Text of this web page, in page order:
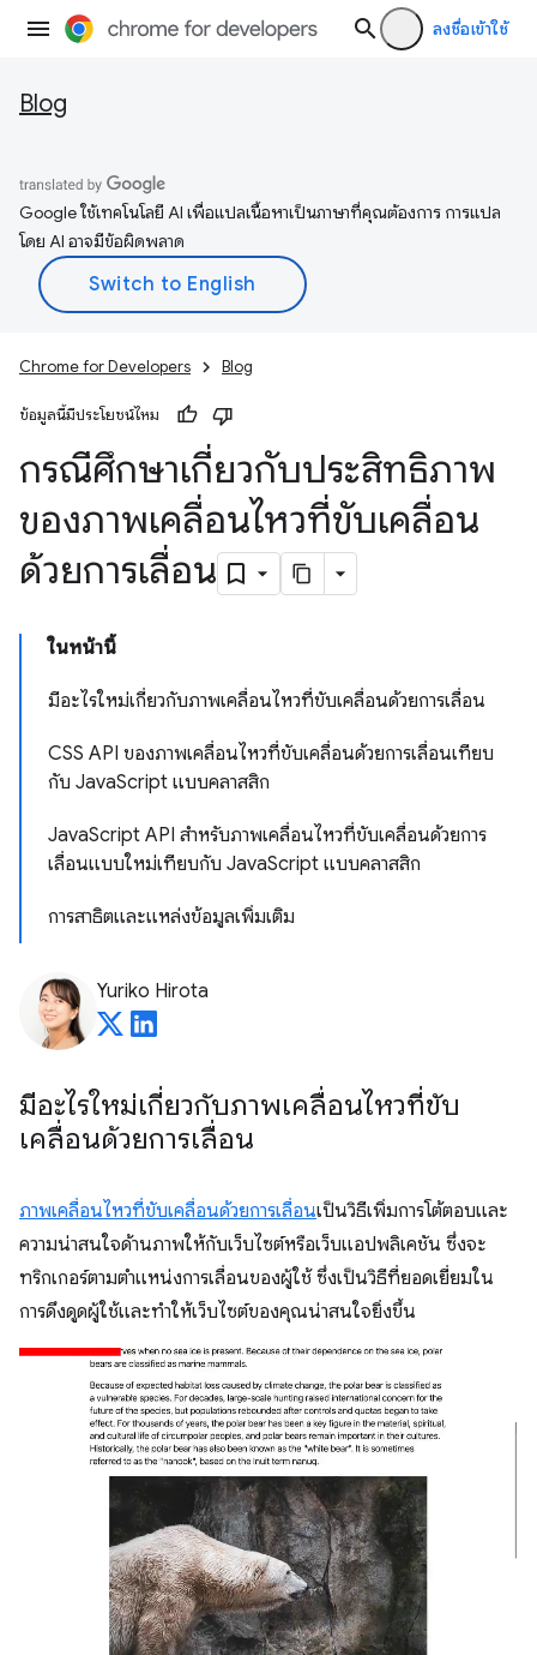
ลงชื่อเข้าใช้
Blog
Google ใช้เทคโนโลยี AI เพื่อแปลเนื้อหาเป็นภาษาที่คุณต้องการ การแปล
โดย AI อาจมีข้อผิดพลาด
Chrome for Developers Blog
ข้อมูลนี้มีประโยชน์ไหม
กรณีศึกษาเกี่ยวกับประสิทธิภาพ
ของภาพเคลื่อนไหวที่ขับเคลื่อน
ด้วยการเลื่อน
ในหน้านี้
มีอะไรใหม่เกี่ยวกับภาพเคลื่อนไหวที่ขับเคลื่อนด้วยการเลื่อน
CSS API ของภาพเคลื่อนไหวที่ขับเคลื่อนด้วยการเลื่อนเทียบ
กับ JavaScript แบบคลาสสิก
JavaScript API สำหรับภาพเคลื่อนไหวที่ขับเคลื่อนด้วยการ
เลื่อนแบบใหม่เทียบกับ JavaScript แบบคลาสสิก
การสาธิตและแหล่งข้อมูลเพิ่มเติม
Yuriko Hirota
มีอะไรใหม่เกี่ยวกับภาพเคลื่อนไหวที่ขับ
เคลื่อนด้วยการเลื่อน
ภาพเคลื่อนไหวที่ขับเคลื่อนด้วยการเลื่อนเป็นวิธีเพิ่มการโต้ตอบและ
ความน่าสนใจด้านภาพให้กับเว็บไซต์หรือเว็บแอปพลิเคชัน ซึ่งจะ
ทริกเกอร์ตามตำแหน่งการเลื่อนของผู้ใช้ ซึ่งเป็นวิธีที่ยอดเยี่ยมใน
การดึงดูดผู้ใช้และทำให้เว็บไซต์ของคุณน่าสนใจยิ่งขึ้น